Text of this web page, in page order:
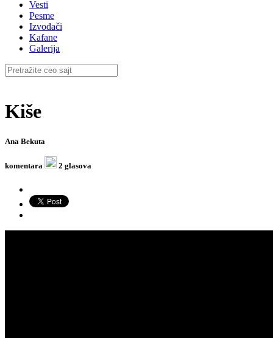
Vesti
Pesme
Izvođači
Kafane
Galerija
Kiše
Ana Bekuta
komentara 2 glasova